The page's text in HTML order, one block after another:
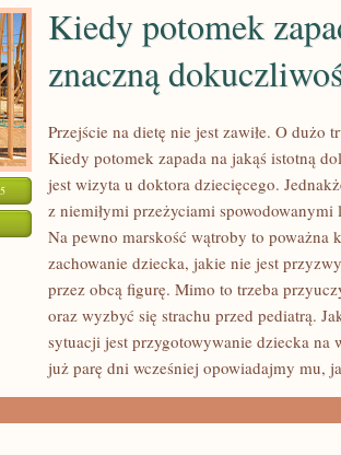
Kiedy potomek
znaczną
Przejście na dietę nie jest zawiłe. O dużo
Kiedy potomek zapada na jakąś istotną
jest wizyta u doktora dziecięcego.
z niemiłymi przeżyciami
Na pewno marskość wątroby to poważna
zachowanie dziecka, jakie nie jest
przez obcą figurę. Mimo to trzeba
oraz wyzbyć się strachu przed pediatrą.
sytuacji jest przygotowywanie dziecka
już parę dni wcześniej opowiadajmy mu,